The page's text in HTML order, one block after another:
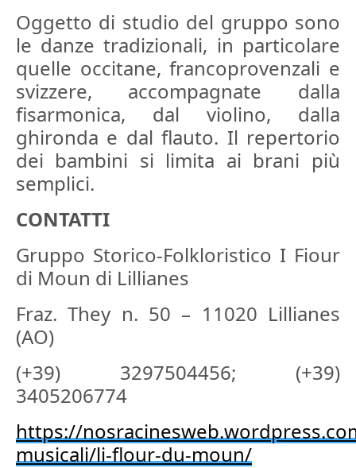
Oggetto di studio del gruppo sono
le danze tradizionali, in particolare
quelle occitane, francoprovenzali e
svizzere, accompagnate dalla
fisarmonica, dal violino, dalla
ghironda e dal flauto. Il repertorio
dei bambini si limita ai brani più
semplici.
CONTATTI
Gruppo Storico-Folkloristico I Fiour
di Moun di Lillianes
Fraz. They n. 50 – 11020 Lillianes
(AO)
(+39) 3297504456; (+39)
3405206774
https://
musicali/li-flour-du-moun/